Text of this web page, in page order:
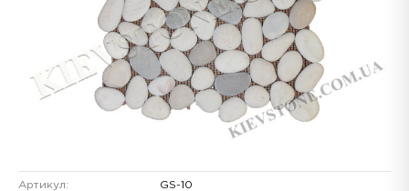
Артикул: GS-10